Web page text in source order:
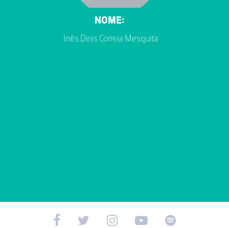
NOME:
Inês Dinis Correia Mesquita